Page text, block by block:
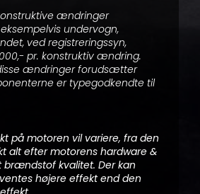
ændringer
undervogn,
ved registreringssyn,
pr. konstruktiv ændring.
ændringer forudsætter
er typegodkendte til
på motoren vil variere, fra den
alt efter motorens hardware &
kvalitet. Der kan
højere effekt end den